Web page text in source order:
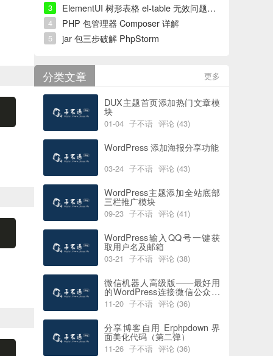
3 ElementUI 树形表格 el-table 无效问题解决
4 PHP 包管理器 Composer 详解
5 jar 包三步破解 PhpStorm
更多
分类文章
DUX主题首页添加热门文章模
块
01-04 子不语 评论 (43)
WordPress 添加海报分享功能
03-24 子不语 评论 (43)
WordPress主题添加全站底部
三栏推广模块
09-23 子不语 评论 (41)
WordPress输入QQ号一键获
取用户名及邮箱
03-21 子不语 评论 (38)
微信机器人高级版——最好用
的WordPress连接微信公众号
插件
11-20 子不语 评论 (36)
分享博客自用 Erphpdown 界
面美化代码（第二弹）
11-26 子不语 评论 (36)